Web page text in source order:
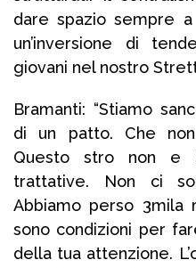
dare spazio sempre
un’inversione di
giovani nel nostro
Bramanti: “Stiamo
di un patto. Che
Questo stro non e
trattative. Non ci
Abbiamo perso 3mila
sono condizioni per
della tua attenzione.